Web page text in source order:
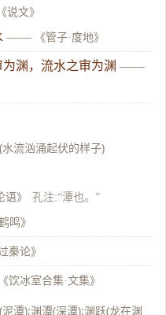
《说文》
—— 《管子·度地》
渊，流水之审为渊 ——
流汹涌起伏的样子)
语》 孔注:“潭也。”
鸣》
秦论》
饮冰室合集·文集》
潭);渊潭(深潭);渊跃(龙在渊